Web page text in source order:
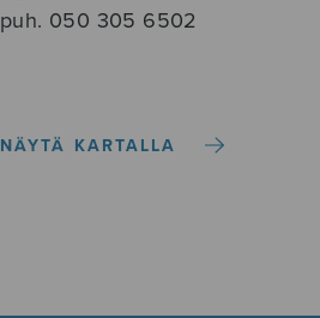
puh. 050 305 6502
NÄYTÄ KARTALLA